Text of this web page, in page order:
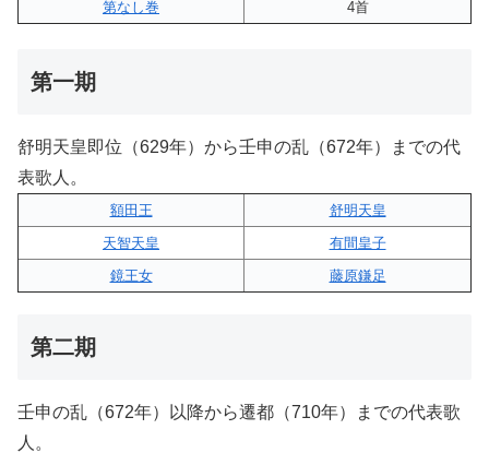
第なし巻
4首
第一期
舒明天皇即位（629年）から壬申の乱（672年）までの代
表歌人。
額田王
舒明天皇
天智天皇
有間皇子
鏡王女
藤原鎌足
第二期
壬申の乱（672年）以降から遷都（710年）までの代表歌
人。